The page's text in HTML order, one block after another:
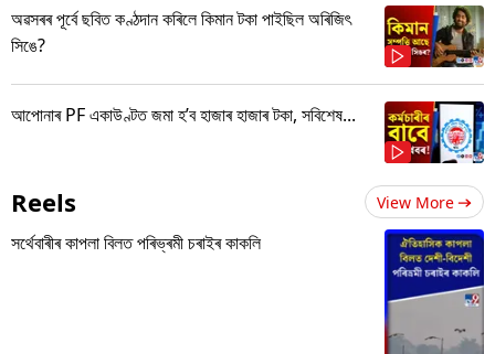
অৱসৰৰ পূৰ্বে ছবিত কণ্ঠদান কৰিলে কিমান টকা পাইছিল অৰিজিৎ
সিঙে?
আপোনাৰ PF একাউণ্টত জমা হ’ব হাজাৰ হাজাৰ টকা, সবিশেষ...
Reels View More
সৰ্থেবাৰীৰ কাপলা বিলত পৰিভ্ৰমী চৰাইৰ কাকলি